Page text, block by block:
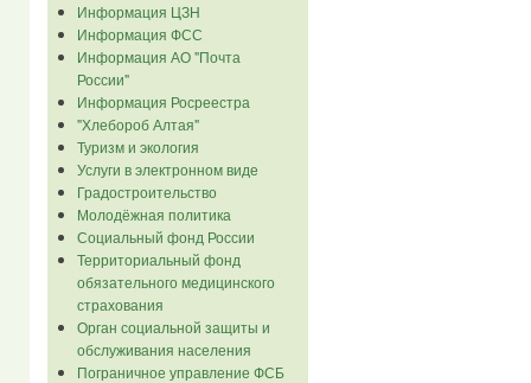
Информация ЦЗН
Информация ФСС
Информация АО "Почта
России"
Информация Росреестра
"Хлебороб Алтая"
Туризм и экология
Услуги в электронном виде
Градостроительство
Молодёжная политика
Социальный фонд России
Территориальный фонд
обязательного медицинского
страхования
Орган социальной защиты и
обслуживания населения
Пограничное управление ФСБ